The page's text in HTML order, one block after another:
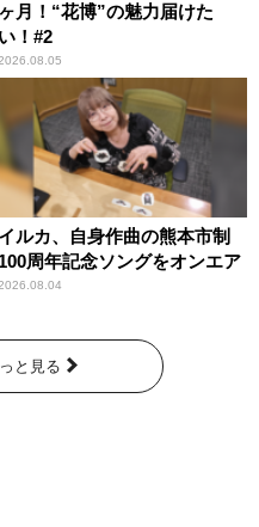
ヶ月！“花博”の魅力届けた
い！#2
イルカ、自身作曲の熊本市制
100周年記念ソングをオンエア
と見る